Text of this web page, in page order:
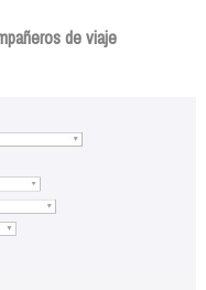
de viaje